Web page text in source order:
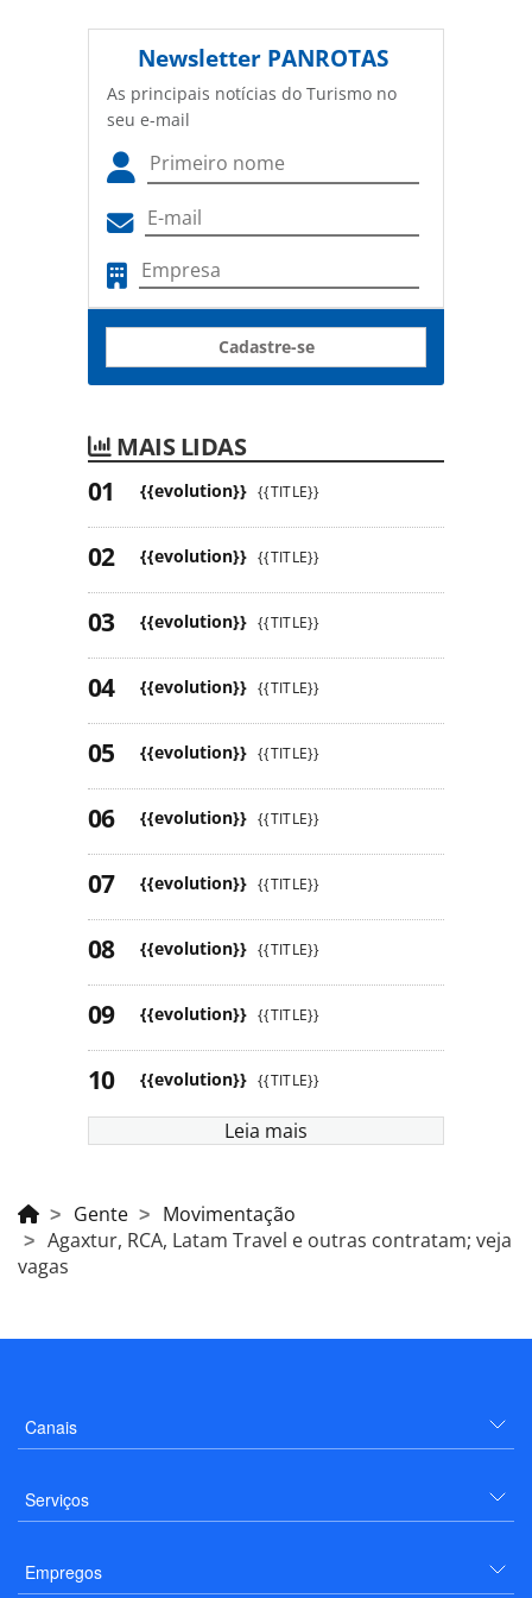
Newsletter PANROTAS
As principais notícias do Turismo no
seu e-mail
Cadastre-se
MAIS LIDAS
{{evolution}} {{TITLE}}
{{evolution}} {{TITLE}}
{{evolution}} {{TITLE}}
{{evolution}} {{TITLE}}
{{evolution}} {{TITLE}}
{{evolution}} {{TITLE}}
{{evolution}} {{TITLE}}
{{evolution}} {{TITLE}}
{{evolution}} {{TITLE}}
{{evolution}} {{TITLE}}
Leia mais
Gente
Movimentação
Agaxtur, RCA, Latam Travel e outras contratam; veja
vagas
Canais
Serviços
Empregos